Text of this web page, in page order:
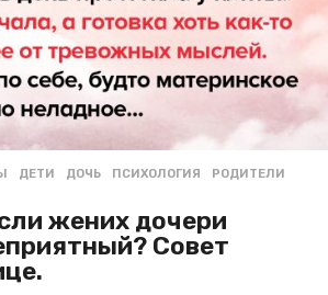
ДЕТИ ,ДОЧЬ ,ПСИХОЛОГИЯ ,РОДИТЕЛИ
жених дочери
Совет